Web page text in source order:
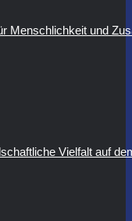
Menschlichkeit und
Vielfalt auf